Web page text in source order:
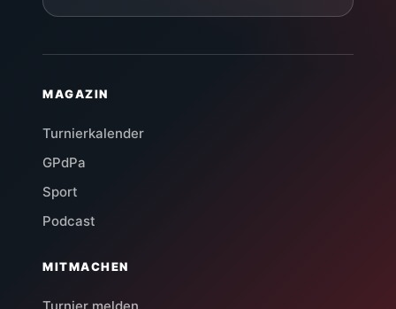
MAGAZIN
Turnierkalender
GPdPa
Sport
Podcast
MITMACHEN